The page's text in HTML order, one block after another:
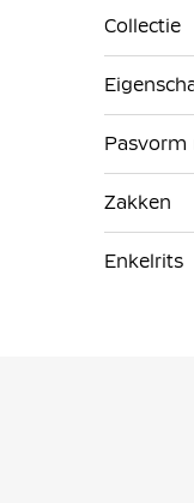
Collectie
Pasvorm
Zakken
Enkelrits